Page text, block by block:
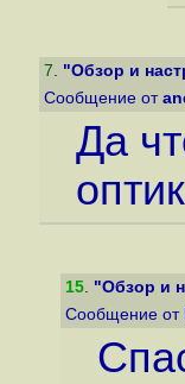
7. "Обзор и
Сообщение от
Да
15. "Обзор и
Сообщение от